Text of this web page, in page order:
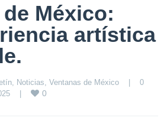
México:
artística
Noticias Ventanas de México |
0
| 0